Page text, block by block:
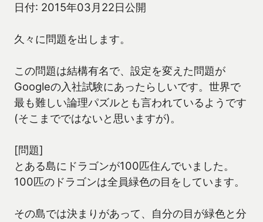
日付: 2015年03月22日公開
久々に問題を出します。
この問題は結構有名で、設定を変えた問題が
Googleの入社試験にあったらしいです。世界で
最も難しい論理パズルとも言われているようです
(そこまでではないと思いますが)。
[問題]
とある島にドラゴンが100匹住んでいました。
100匹のドラゴンは全員緑色の目をしています。
その島では決まりがあって、自分の目が緑色と分